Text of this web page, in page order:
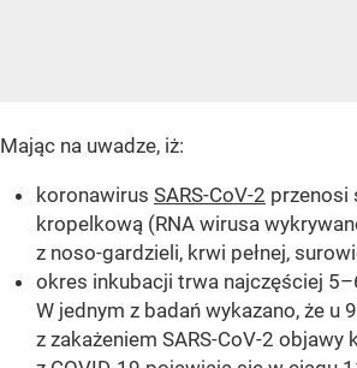
Mając na uwadze, iż:
koronawirus SARS-CoV-2 przenosi
kropelkową (RNA wirusa
z noso-gardzieli, krwi pełnej,
okres inkubacji trwa najczęściej
W jednym z badań wykazano, że u
z zakażeniem SARS-CoV-2 objawy